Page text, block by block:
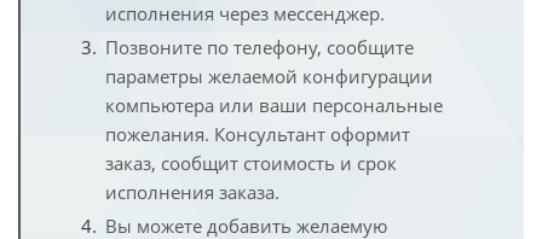
исполнения через мессенджер.
Позвоните по телефону, сообщите
параметры желаемой конфигурации
компьютера или ваши персональные
пожелания. Консультант оформит
заказ, сообщит стоимость и срок
исполнения заказа.
Вы можете добавить желаемую